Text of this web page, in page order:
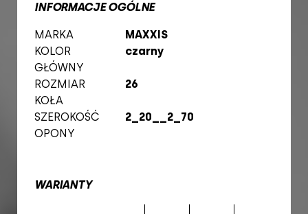
INFORMACJE OGÓLNE
MARKA
MAXXIS
KOLOR
GŁÓWNY
czarny
ROZMIAR
KOŁA
26
SZEROKOŚĆ
OPONY
2_20__2_70
WARIANTY